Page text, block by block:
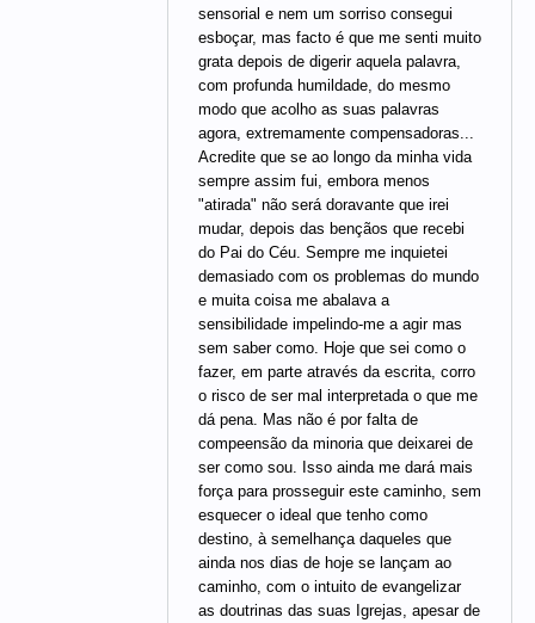
sensorial e nem um sorriso consegui
esboçar, mas facto é que me senti muito
grata depois de digerir aquela palavra,
com profunda humildade, do mesmo
modo que acolho as suas palavras
agora, extremamente compensadoras...
Acredite que se ao longo da minha vida
sempre assim fui, embora menos
"atirada" não será doravante que irei
mudar, depois das bençãos que recebi
do Pai do Céu. Sempre me inquietei
demasiado com os problemas do mundo
e muita coisa me abalava a
sensibilidade impelindo-me a agir mas
sem saber como. Hoje que sei como o
fazer, em parte através da escrita, corro
o risco de ser mal interpretada o que me
dá pena. Mas não é por falta de
compeensão da minoria que deixarei de
ser como sou. Isso ainda me dará mais
força para prosseguir este caminho, sem
esquecer o ideal que tenho como
destino, à semelhança daqueles que
ainda nos dias de hoje se lançam ao
caminho, com o intuito de evangelizar
as doutrinas das suas Igrejas, apesar de